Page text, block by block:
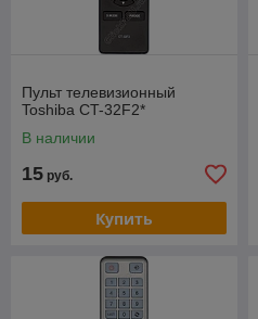
Пульт телевизионный
Toshiba CT-32F2*
В наличии
15 руб.
Купить